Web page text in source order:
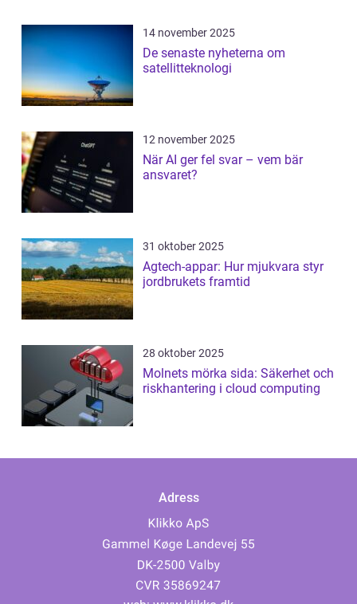
14 november 2025
De senaste nyheterna om
satellitteknologi
12 november 2025
När AI ger fel svar – vem bär
ansvaret?
31 oktober 2025
Agtech-appar: Hur mjukvara styr
jordbrukets framtid
28 oktober 2025
Molnets mörka sida: Säkerhet och
riskhantering i cloud computing
Adress